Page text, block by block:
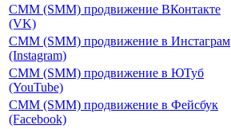
СММ (SMM) продвижение ВКонтакте
(VK)
СММ (SMM) продвижение в Инстаграм
(Instagram)
СММ (SMM) продвижение в ЮТуб
(YouTube)
СММ (SMM) продвижение в Фейсбук
(Facebook)